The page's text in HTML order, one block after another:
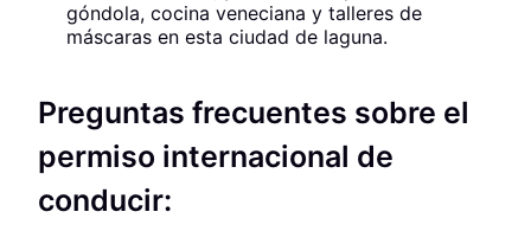
góndola, cocina veneciana y talleres de
máscaras en esta ciudad de laguna.
Preguntas frecuentes sobre el
permiso internacional de
conducir: